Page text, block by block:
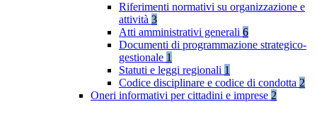
Riferimenti normativi su organizzazione e
attività 3
Atti amministrativi generali 6
Documenti di programmazione strategico-
gestionale 1
Statuti e leggi regionali 1
Codice disciplinare e codice di condotta 2
Oneri informativi per cittadini e imprese 2